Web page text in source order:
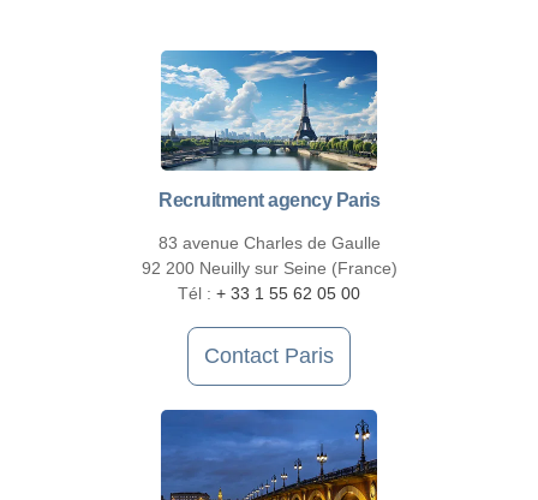
Recruitment agency Paris
83 avenue Charles de Gaulle
92 200 Neuilly sur Seine (France)
Tél : + 33 1 55 62 05 00
Contact Paris